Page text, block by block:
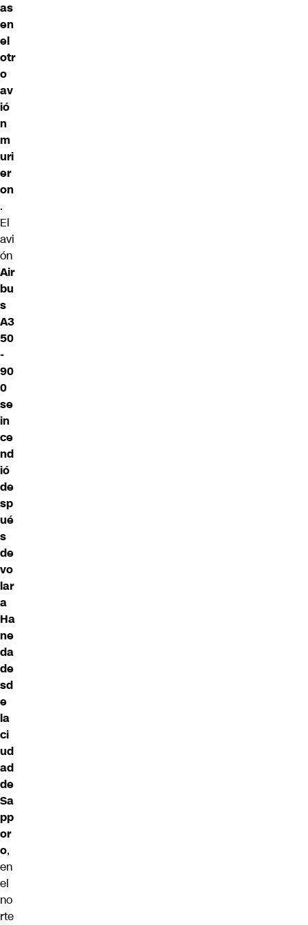
as
en
el
otr
o
av
ió
n
m
uri
er
on
.
El
avi
ón
Air
bu
s
A3
50
-
90
0
se
in
ce
nd
ió
de
sp
ué
s
de
vo
lar
a
Ha
ne
da
de
sd
e
la
ci
ud
ad
de
Sa
pp
or
o,
en
el
no
rte